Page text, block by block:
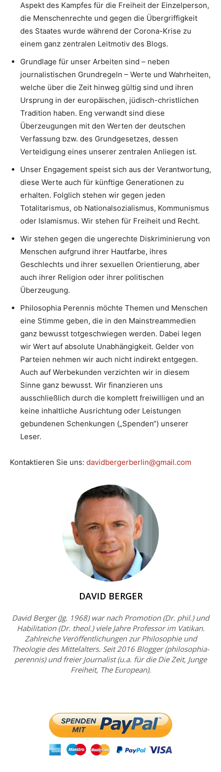
Aspekt des Kampfes für die Freiheit der Einzelperson,
die Menschenrechte und gegen die Übergriffigkeit
des Staates wurde während der Corona-Krise zu
einem ganz zentralen Leitmotiv des Blogs.
Grundlage für unser Arbeiten sind – neben
journalistischen Grundregeln – Werte und Wahrheiten,
welche über die Zeit hinweg gültig sind und ihren
Ursprung in der europäischen, jüdisch-christlichen
Tradition haben. Eng verwandt sind diese
Überzeugungen mit den Werten der deutschen
Verfassung bzw. des Grundgesetzes, dessen
Verteidigung eines unserer zentralen Anliegen ist.
Unser Engagement speist sich aus der Verantwortung,
diese Werte auch für künftige Generationen zu
erhalten. Folglich stehen wir gegen jeden
Totalitarismus, ob Nationalsozialismus, Kommunismus
oder Islamismus. Wir stehen für Freiheit und Recht.
Wir stehen gegen die ungerechte Diskriminierung von
Menschen aufgrund ihrer Hautfarbe, ihres
Geschlechts und ihrer sexuellen Orientierung, aber
auch ihrer Religion oder ihrer politischen
Überzeugung.
Philosophia Perennis möchte Themen und Menschen
eine Stimme geben, die in den Mainstreammedien
ganz bewusst totgeschwiegen werden. Dabei legen
wir Wert auf absolute Unabhängigkeit. Gelder von
Parteien nehmen wir auch nicht indirekt entgegen.
Auch auf Werbekunden verzichten wir in diesem
Sinne ganz bewusst. Wir finanzieren uns
ausschließlich durch die komplett freiwilligen und an
keine inhaltliche Ausrichtung oder Leistungen
gebundenen Schenkungen („Spenden“) unserer
Leser.
Kontaktieren Sie uns: davidbergerberlin@gmail.com
DAVID BERGER
David Berger (Jg. 1968) war nach Promotion (Dr. phil.) und
Habilitation (Dr. theol.) viele Jahre Professor im Vatikan.
Zahlreiche Veröffentlichungen zur Philosophie und
Theologie des Mittelalters. Seit 2016 Blogger (philosophia-
perennis) und freier Journalist (u.a. für die Die Zeit, Junge
Freiheit, The European).